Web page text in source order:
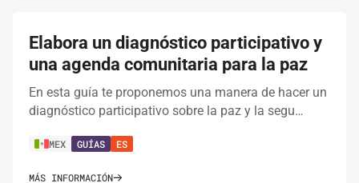
Elabora un diagnóstico participativo y
una agenda comunitaria para la paz
En esta guía te proponemos una manera de hacer un
diagnóstico participativo sobre la paz y la segu…
MEX GUÍAS ES
MÁS INFORMACIÓN